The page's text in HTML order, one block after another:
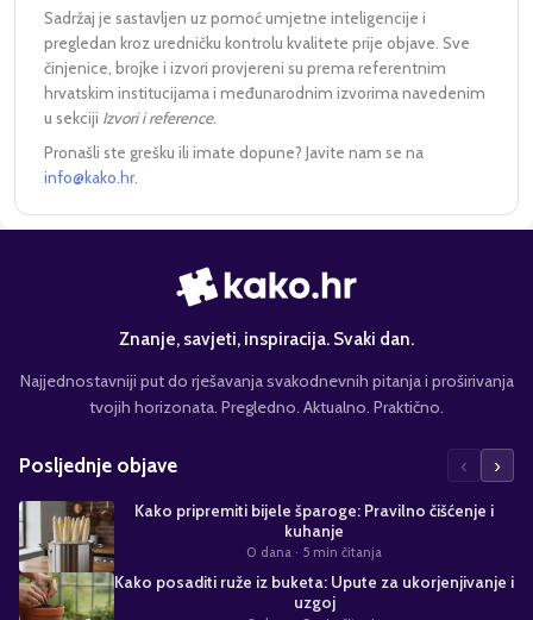
Sadržaj je sastavljen uz pomoć umjetne inteligencije i
pregledan kroz uredničku kontrolu kvalitete prije objave. Sve
činjenice, brojke i izvori provjereni su prema referentnim
hrvatskim institucijama i međunarodnim izvorima navedenim
u sekciji Izvori i reference.
Pronašli ste grešku ili imate dopune? Javite nam se na
info@kako.hr.
Znanje, savjeti, inspiracija. Svaki dan.
Najjednostavniji put do rješavanja svakodnevnih pitanja i proširivanja
tvojih horizonata. Pregledno. Aktualno. Praktično.
Posljednje objave ‹ ›
Kako pripremiti bijele šparoge: Pravilno čišćenje i
kuhanje
0 dana · 5 min čitanja
Kako posaditi ruže iz buketa: Upute za ukorjenjivanje i
uzgoj